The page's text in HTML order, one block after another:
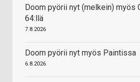
Doom pyörii nyt (melkein) myös
64:llä
7.8.2026
Doom pyörii nyt myös Paintissa
6.8.2026